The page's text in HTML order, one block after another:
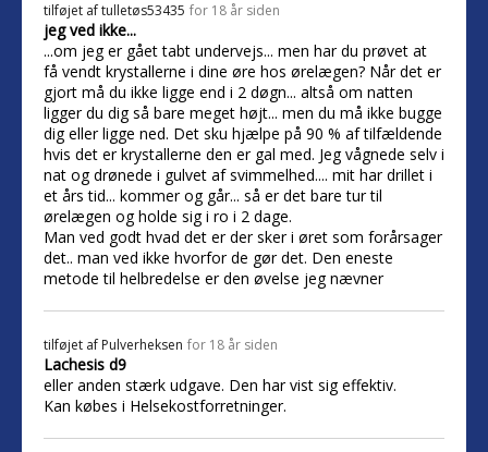
tilføjet aftulletøs53435 for 18 år siden
jeg ved ikke...
...om jeg er gået tabt undervejs... men har du prøvet at
få vendt krystallerne i dine øre hos ørelægen? Når det er
gjort må du ikke ligge end i 2 døgn... altså om natten
ligger du dig så bare meget højt... men du må ikke bugge
dig eller ligge ned. Det sku hjælpe på 90 % af tilfældende
hvis det er krystallerne den er gal med. Jeg vågnede selv i
nat og drønede i gulvet af svimmelhed.... mit har drillet i
et års tid... kommer og går... så er det bare tur til
ørelægen og holde sig i ro i 2 dage.
Man ved godt hvad det er der sker i øret som forårsager
det.. man ved ikke hvorfor de gør det. Den eneste
metode til helbredelse er den øvelse jeg nævner
tilføjet af Pulverheksen for 18 år siden
Lachesis d9
eller anden stærk udgave. Den har vist sig effektiv.
Kan købes i Helsekostforretninger.